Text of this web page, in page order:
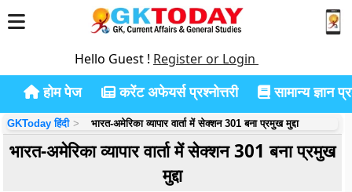
Hello Guest ! Register or Login
होम पेज करेंट अफेयर्स प्रश्नोत्तरी सामान्य ज्ञान
GKToday हिंदी भारत-अमेरिका व्यापार वार्ता में सेक्शन 301 बना प्रमुख मुद्दा
भारत-अमेरिका व्यापार वार्ता में सेक्शन 301 बना प्रमुख
मुद्दा